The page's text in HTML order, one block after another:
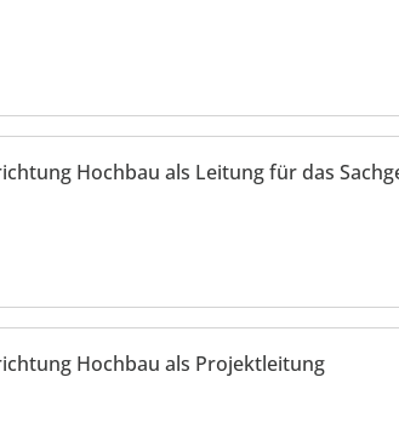
Hochbau als Leitung für das
Hochbau als Projektleitung